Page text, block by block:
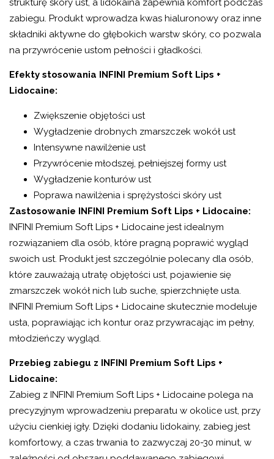
strukturę skóry ust, a lidokaina zapewnia komfort podczas
zabiegu. Produkt wprowadza kwas hialuronowy oraz inne
składniki aktywne do głębokich warstw skóry, co pozwala
na przywrócenie ustom pełności i gładkości.
Efekty stosowania INFINI Premium Soft Lips +
Lidocaine:
Zwiększenie objętości ust
Wygładzenie drobnych zmarszczek wokół ust
Intensywne nawilżenie ust
Przywrócenie młodszej, pełniejszej formy ust
Wygładzenie konturów ust
Poprawa nawilżenia i sprężystości skóry ust
Zastosowanie INFINI Premium Soft Lips + Lidocaine:
INFINI Premium Soft Lips + Lidocaine jest idealnym
rozwiązaniem dla osób, które pragną poprawić wygląd
swoich ust. Produkt jest szczególnie polecany dla osób,
które zauważają utratę objętości ust, pojawienie się
zmarszczek wokół nich lub suche, spierzchnięte usta.
INFINI Premium Soft Lips + Lidocaine skutecznie modeluje
usta, poprawiając ich kontur oraz przywracając im pełny,
młodzieńczy wygląd.
Przebieg zabiegu z INFINI Premium Soft Lips +
Lidocaine:
Zabieg z INFINI Premium Soft Lips + Lidocaine polega na
precyzyjnym wprowadzeniu preparatu w okolice ust, przy
użyciu cienkiej igły. Dzięki dodaniu lidokainy, zabieg jest
komfortowy, a czas trwania to zazwyczaj 20-30 minut, w